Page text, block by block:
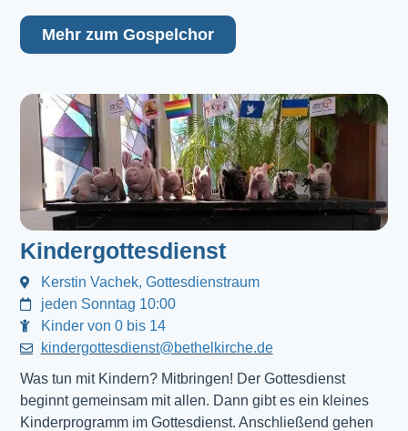
Mehr zum Gospelchor
Kindergottesdienst
Kerstin Vachek, Gottesdienstraum
jeden Sonntag 10:00
Kinder von 0 bis 14
kindergottesdienst@bethelkirche.de
Was tun mit Kindern? Mitbringen! Der Gottesdienst
beginnt gemeinsam mit allen. Dann gibt es ein kleines
Kinderprogramm im Gottesdienst. Anschließend gehen